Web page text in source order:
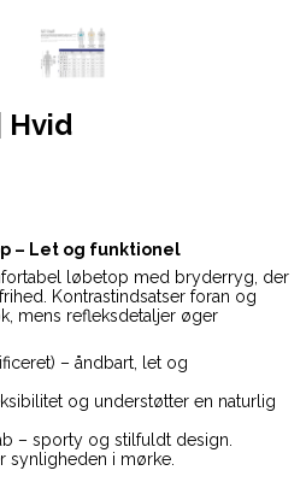
Hvid
– Let og funktionel
løbetop med bryderryg, der
Kontrastindsatser foran og
mens refleksdetaljer øger
– åndbart, let og
og understøtter en naturlig
– sporty og stilfuldt design.
synligheden i mørke.